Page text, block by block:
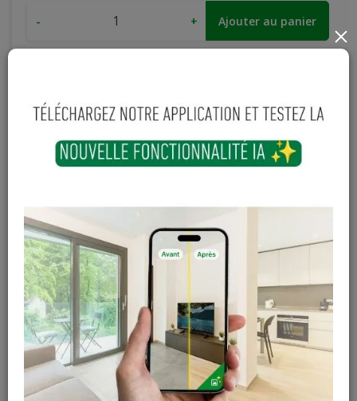
- + Ajouter au panier
Magasin / Entrepôt Quantité
Gosselies Hors stock
Cuesmes
Contactez Diffusion Menuiserie pour obtenir le temps de
réapprovisionnement pour ce produit
Les teintes, nuances et veinages des photos peuvent
varier par rapport au produit réel
×